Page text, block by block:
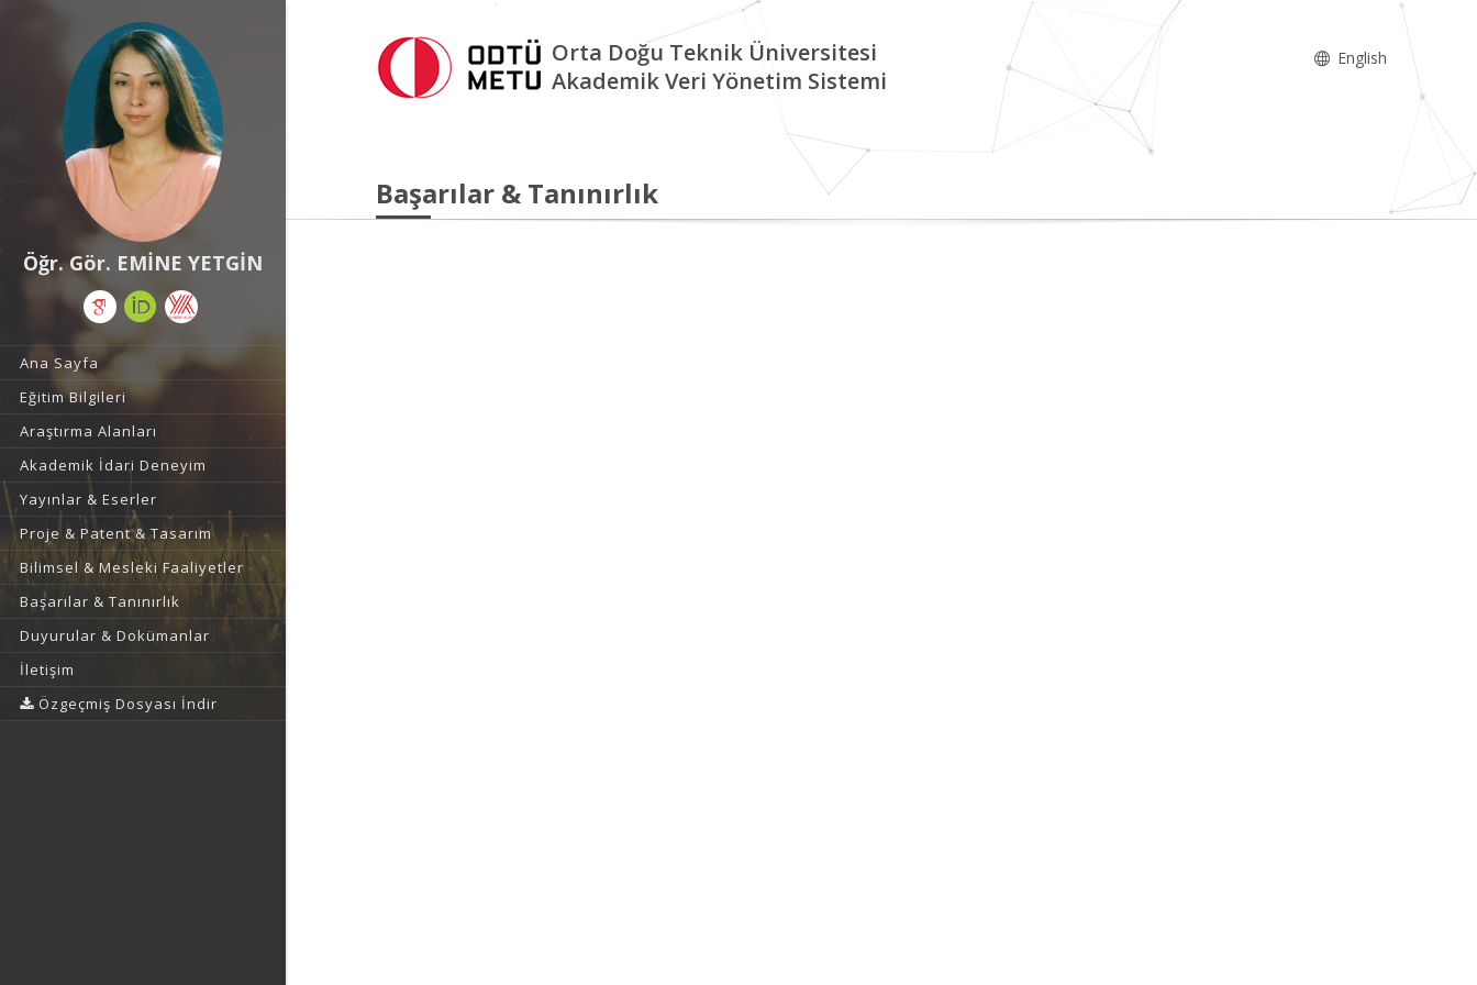
Öğr. Gör. EMİNE YETGİN
Ana Sayfa
Eğitim Bilgileri
Araştırma Alanları
Akademik İdari Deneyim
Yayınlar & Eserler
Proje & Patent & Tasarım
Bilimsel & Mesleki Faaliyetler
Başarılar & Tanınırlık
Duyurular & Dokümanlar
İletişim
Özgeçmiş Dosyası İndir
Orta Doğu Teknik Üniversitesi
Akademik Veri Yönetim Sistemi
English
Başarılar & Tanınırlık